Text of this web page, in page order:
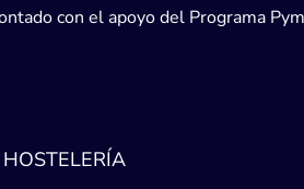
con el apoyo del Programa